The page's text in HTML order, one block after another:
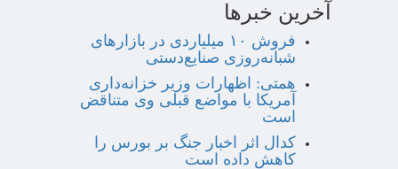
آخرین خبرها
فروش ۱۰ میلیاردی در بازارهای
شبانه‌روزی صنایع‌دستی
همتی: اظهارات وزیر خزانه‌داری
آمریکا با مواضع قبلی وی متناقض
است
کدال اثر اخبار جنگ بر بورس را
کاهش داده است